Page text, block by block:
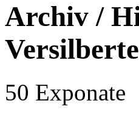
Archiv /
50 Exponate